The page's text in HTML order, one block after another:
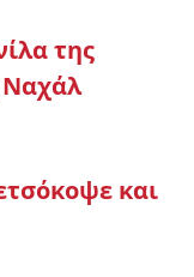
της
Ναχάλ
και